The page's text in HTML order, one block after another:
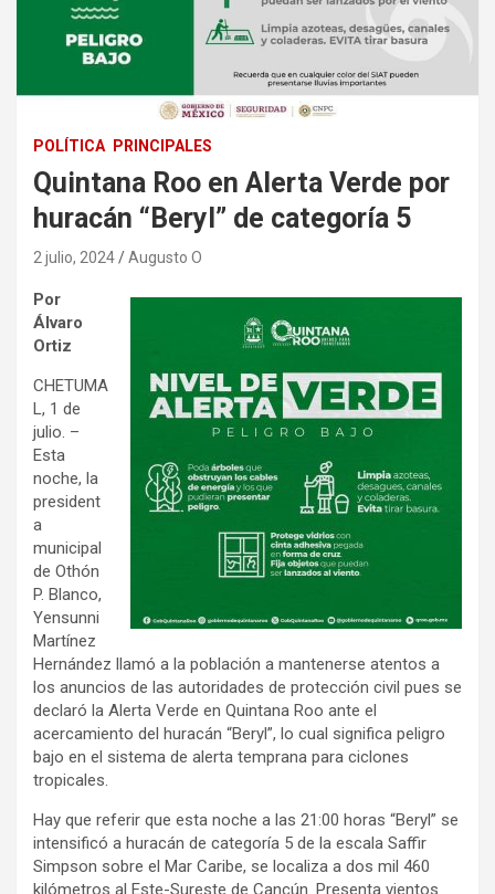
POLÍTICA PRINCIPALES
Quintana Roo en Alerta Verde por
huracán “Beryl” de categoría 5
2 julio, 2024 Augusto O
Por
Álvaro
Ortiz
CHETUMA
L, 1 de
julio. –
Esta
noche, la
president
a
municipal
de Othón
P. Blanco,
Yensunni
Martínez
Hernández llamó a la población a mantenerse atentos a
los anuncios de las autoridades de protección civil pues se
declaró la Alerta Verde en Quintana Roo ante el
acercamiento del huracán “Beryl”, lo cual significa peligro
bajo en el sistema de alerta temprana para ciclones
tropicales.
Hay que referir que esta noche a las 21:00 horas “Beryl” se
intensificó a huracán de categoría 5 de la escala Saffir
Simpson sobre el Mar Caribe, se localiza a dos mil 460